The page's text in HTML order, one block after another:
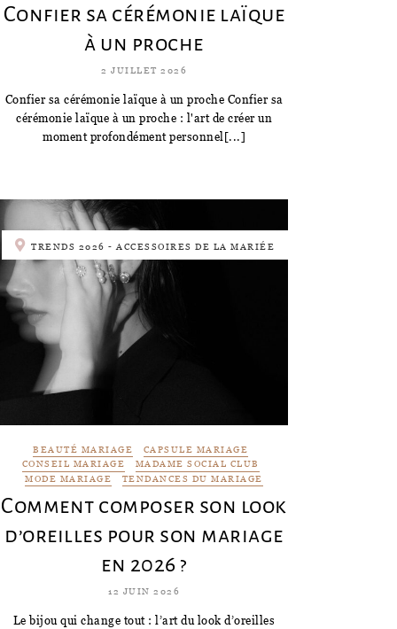
Confier sa cérémonie laïque
à un proche
2 JUILLET 2026
Confier sa cérémonie laïque à un proche Confier sa
cérémonie laïque à un proche : l'art de créer un
moment profondément personnel[...]
TRENDS 2026 - ACCESSOIRES DE LA MARIÉE
BEAUTÉ MARIAGE
CAPSULE MARIAGE
CONSEIL MARIAGE
MADAME SOCIAL CLUB
MODE MARIAGE
TENDANCES DU MARIAGE
Comment composer son look
d’oreilles pour son mariage
en 2026 ?
12 JUIN 2026
Le bijou qui change tout : l’art du look d’oreilles